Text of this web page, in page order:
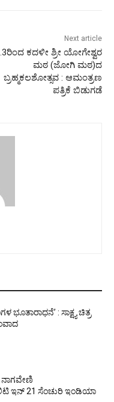
Next article
ಕದಳೀ ಶ್ರೀ ಯೋಗೇಶ್ವರ
ಮಠ (ಜೋಗಿ ಮಠ)ದ
ಬ್ರಹ್ಮಕಲಶೋತ್ಸವ : ಆಮಂತ್ರಣ
ಪತ್ರಿಕೆ ಬಿಡುಗಡೆ
ಭೂತಾರಾಧನೆ’ : ಸಾಕ್ಷ್ಯ ಚಿತ್ರ
ನಾಗವೇಣಿ
ಇನ್ 21 ಸೆಂಚುರಿ ಇಂಡಿಯಾ